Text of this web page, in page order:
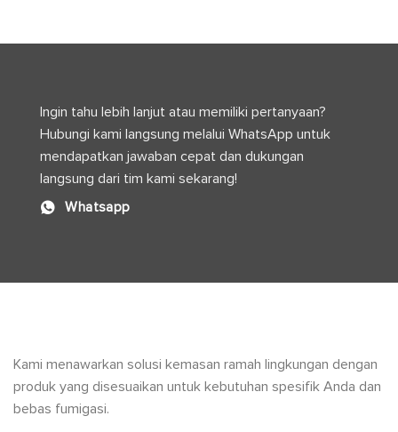
Efisien
dalam
Ingin tahu lebih lanjut atau memiliki pertanyaan?
Hubungi kami langsung melalui WhatsApp untuk
mendapatkan jawaban cepat dan dukungan
langsung dari tim kami sekarang!
Whatsapp
Kami menawarkan solusi kemasan ramah lingkungan dengan
produk yang disesuaikan untuk kebutuhan spesifik Anda dan
bebas fumigasi.